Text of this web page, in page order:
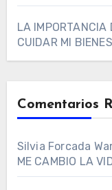
LA IMPORTANCIA
CUIDAR MI
Comentarios
Silvia Forcada
ME CAMBIO LA